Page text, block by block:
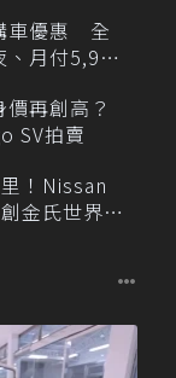
車優惠 全
月付5,900
再創高？
SV拍賣
！Nissan
金氏世界紀